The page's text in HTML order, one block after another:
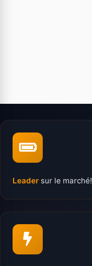
Leader sur le marché!